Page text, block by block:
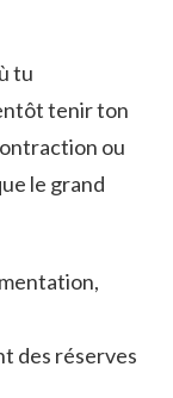
tu
tenir ton
ou
le grand
des réserves